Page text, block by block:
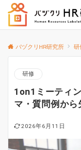
バヅクリHR研究所 研
研修
1on1ミーティ
マ・質問例か
2026年6月11日